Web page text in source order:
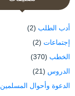
أدب الطلب (2)
إجتماعات (2)
الخطب (370)
الدروس (21)
الدعوة وأحوال المسلمين